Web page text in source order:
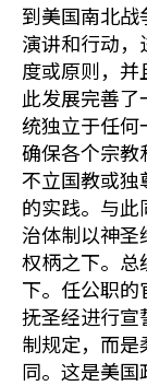
到美国南北
演讲和行动
度或原则，
此发展完善
统独立于任何
确保各个宗教
不立国教或独
的实践。与
治体制以神
权柄之下。总
下。任公职
抚圣经进行宣
制规定，而
同。这是美国